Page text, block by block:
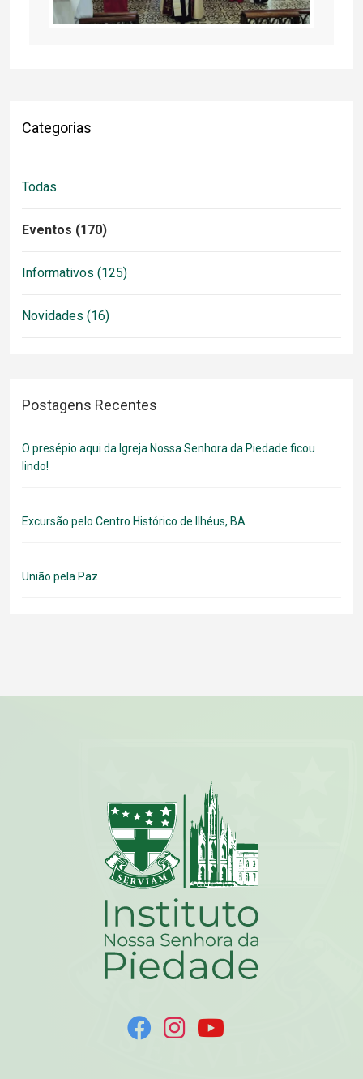
Categorias
Todas
Eventos (170)
Informativos (125)
Novidades (16)
Postagens Recentes
O presépio aqui da Igreja Nossa Senhora da Piedade ficou
lindo!
Excursão pelo Centro Histórico de Ilhéus, BA
União pela Paz